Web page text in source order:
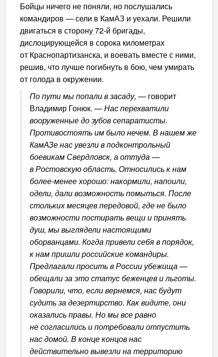
Бойцы ничего не поняли, но послушались
командиров — сели в КамАЗ и уехали. Решили
двигаться в сторону 72-й бригады,
дислоцирующейся в сорока километрах
от Краснопартизанска, и воевать вместе с ними,
решив, что лучше погибнуть в бою, чем умирать
от голода в окружении.
По пути мы попали в засаду, — говорит
Владимир Гонюк. —Нас перехватили
вооруженные до зубов сепаратисты.
Противостоять им было нечем. В нашем же
КамАЗе нас увезли в подконтрольный
боевикам Свердловск, а оттуда —
в Ростовскую область. Относились к нам
более-менее хорошо: накормили, напоили,
одели, дали возможность помыться. После
стольких месяцев передовой, где не было
возможности постирать вещи и принять
душ, мы выглядели настоящими
оборванцами. Когда привели себя в порядок,
к нам пришли российские командиры.
Предлагали просить в России убежища —
обещали за это статус беженцев и льготы.
Говорили, что, если вернемся, нас будут
судить за дезертирство. Как видите, они
оказались правы. Но мы все равно
не согласились и потребовали отпустить
нас домой. В конце концов нас
действительно вывезли на территорию